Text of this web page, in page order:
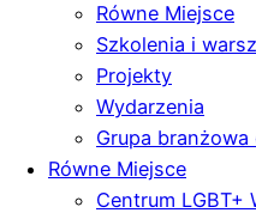
Równe Miejsce
Szkolenia i
Projekty
Wydarzenia
Grupa
Równe Miejsce
Centrum LGBT+